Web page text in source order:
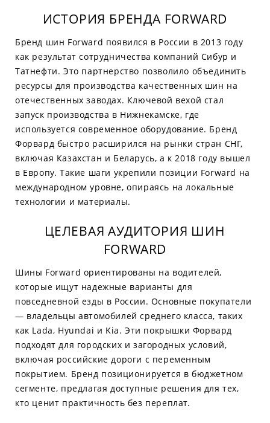
ИСТОРИЯ БРЕНДА FORWARD
Бренд шин Forward появился в России в 2013 году
как результат сотрудничества компаний Сибур и
Татнефти. Это партнерство позволило объединить
ресурсы для производства качественных шин на
отечественных заводах. Ключевой вехой стал
запуск производства в Нижнекамске, где
используется современное оборудование. Бренд
Форвард быстро расширился на рынки стран СНГ,
включая Казахстан и Беларусь, а к 2018 году вышел
в Европу. Такие шаги укрепили позиции Forward на
международном уровне, опираясь на локальные
технологии и материалы.
ЦЕЛЕВАЯ АУДИТОРИЯ ШИН
FORWARD
Шины Forward ориентированы на водителей,
которые ищут надежные варианты для
повседневной езды в России. Основные покупатели
— владельцы автомобилей среднего класса, таких
как Lada, Hyundai и Kia. Эти покрышки Форвард
подходят для городских и загородных условий,
включая российские дороги с переменным
покрытием. Бренд позиционируется в бюджетном
сегменте, предлагая доступные решения для тех,
кто ценит практичность без переплат.